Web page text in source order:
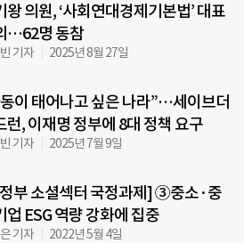
왕 의원, ‘사회연대경제기본법’ 대표
…62명 동참
기자 2025년 8월 27일
이 태어나고 싶은 나라”…세이브더
런, 이재명 정부에 8대 정책 요구
기자 2025년 7월 9일
부 소셜섹터 국정과제] ③중소·중
업 ESG 역량 강화에 집중
기자 2022년 5월 4일